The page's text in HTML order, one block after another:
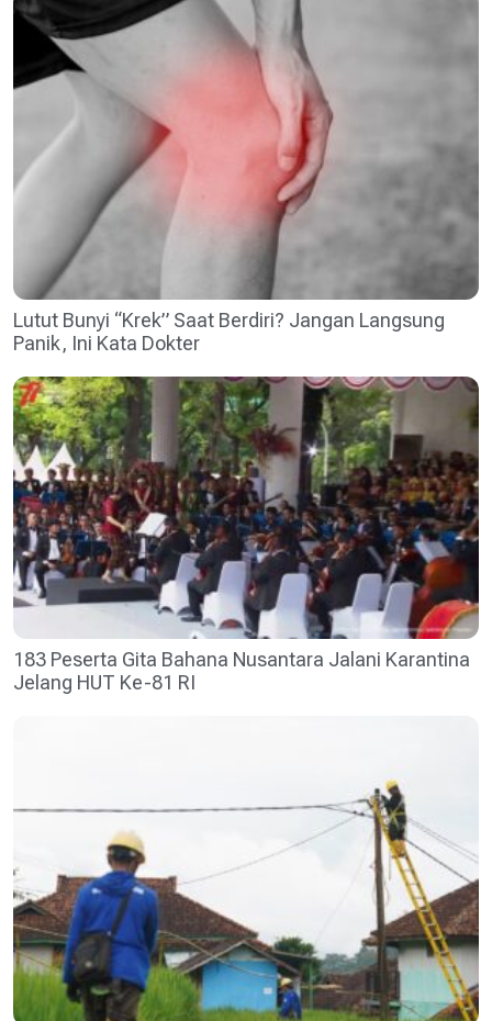
Lutut Bunyi “Krek” Saat Berdiri? Jangan Langsung
Panik, Ini Kata Dokter
183 Peserta Gita Bahana Nusantara Jalani Karantina
Jelang HUT Ke-81 RI